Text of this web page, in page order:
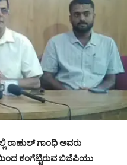
ರಾಹುಲ್ ಗಾಂಧಿ ಅವರು
ಕಂಗೆಟ್ಟಿರುವ ಬಿಜೆಪಿಯು